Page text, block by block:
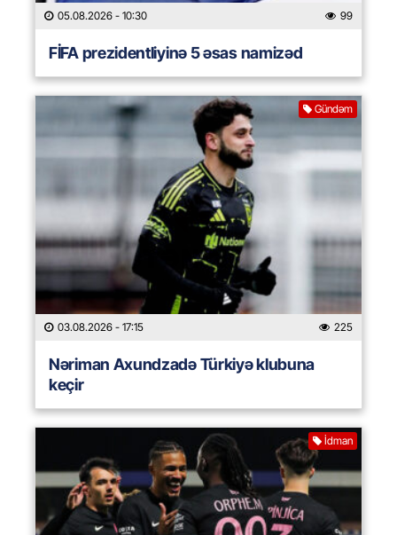
05.08.2026 - 10:30 99
FİFA prezidentliyinə 5 əsas namizəd
Gündəm
03.08.2026 - 17:15 225
Nəriman Axundzadə Türkiyə klubuna
keçir
İdman